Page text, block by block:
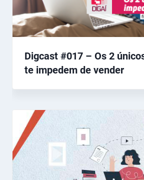
Digcast #017 – Os 2
te impedem de vender